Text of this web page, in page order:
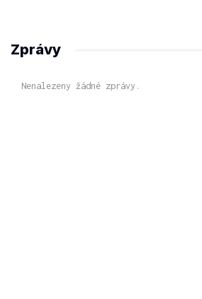
Zprávy
Nenalezeny žádné zprávy.